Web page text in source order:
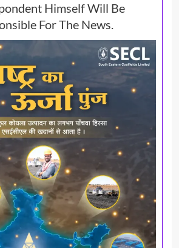
Himself Will Be
For The News.